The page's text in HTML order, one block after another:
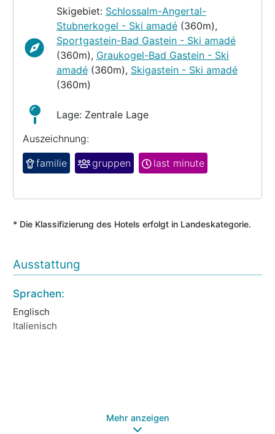
Skigebiet: Schlossalm-Angertal-
Stubnerkogel - Ski amadé(360m),
Sportgastein-Bad Gastein - Ski amadé
(360m), Graukogel-Bad Gastein - Ski
amadé(360m), Skigastein - Ski amadé
(360m)
Lage: Zentrale Lage
Auszeichnung:
familie
gruppen last minute
* Die Klassifizierung des Hotels erfolgt in Landeskategorie.
Ausstattung
Sprachen:
Englisch
Italienisch
Mehr anzeigen